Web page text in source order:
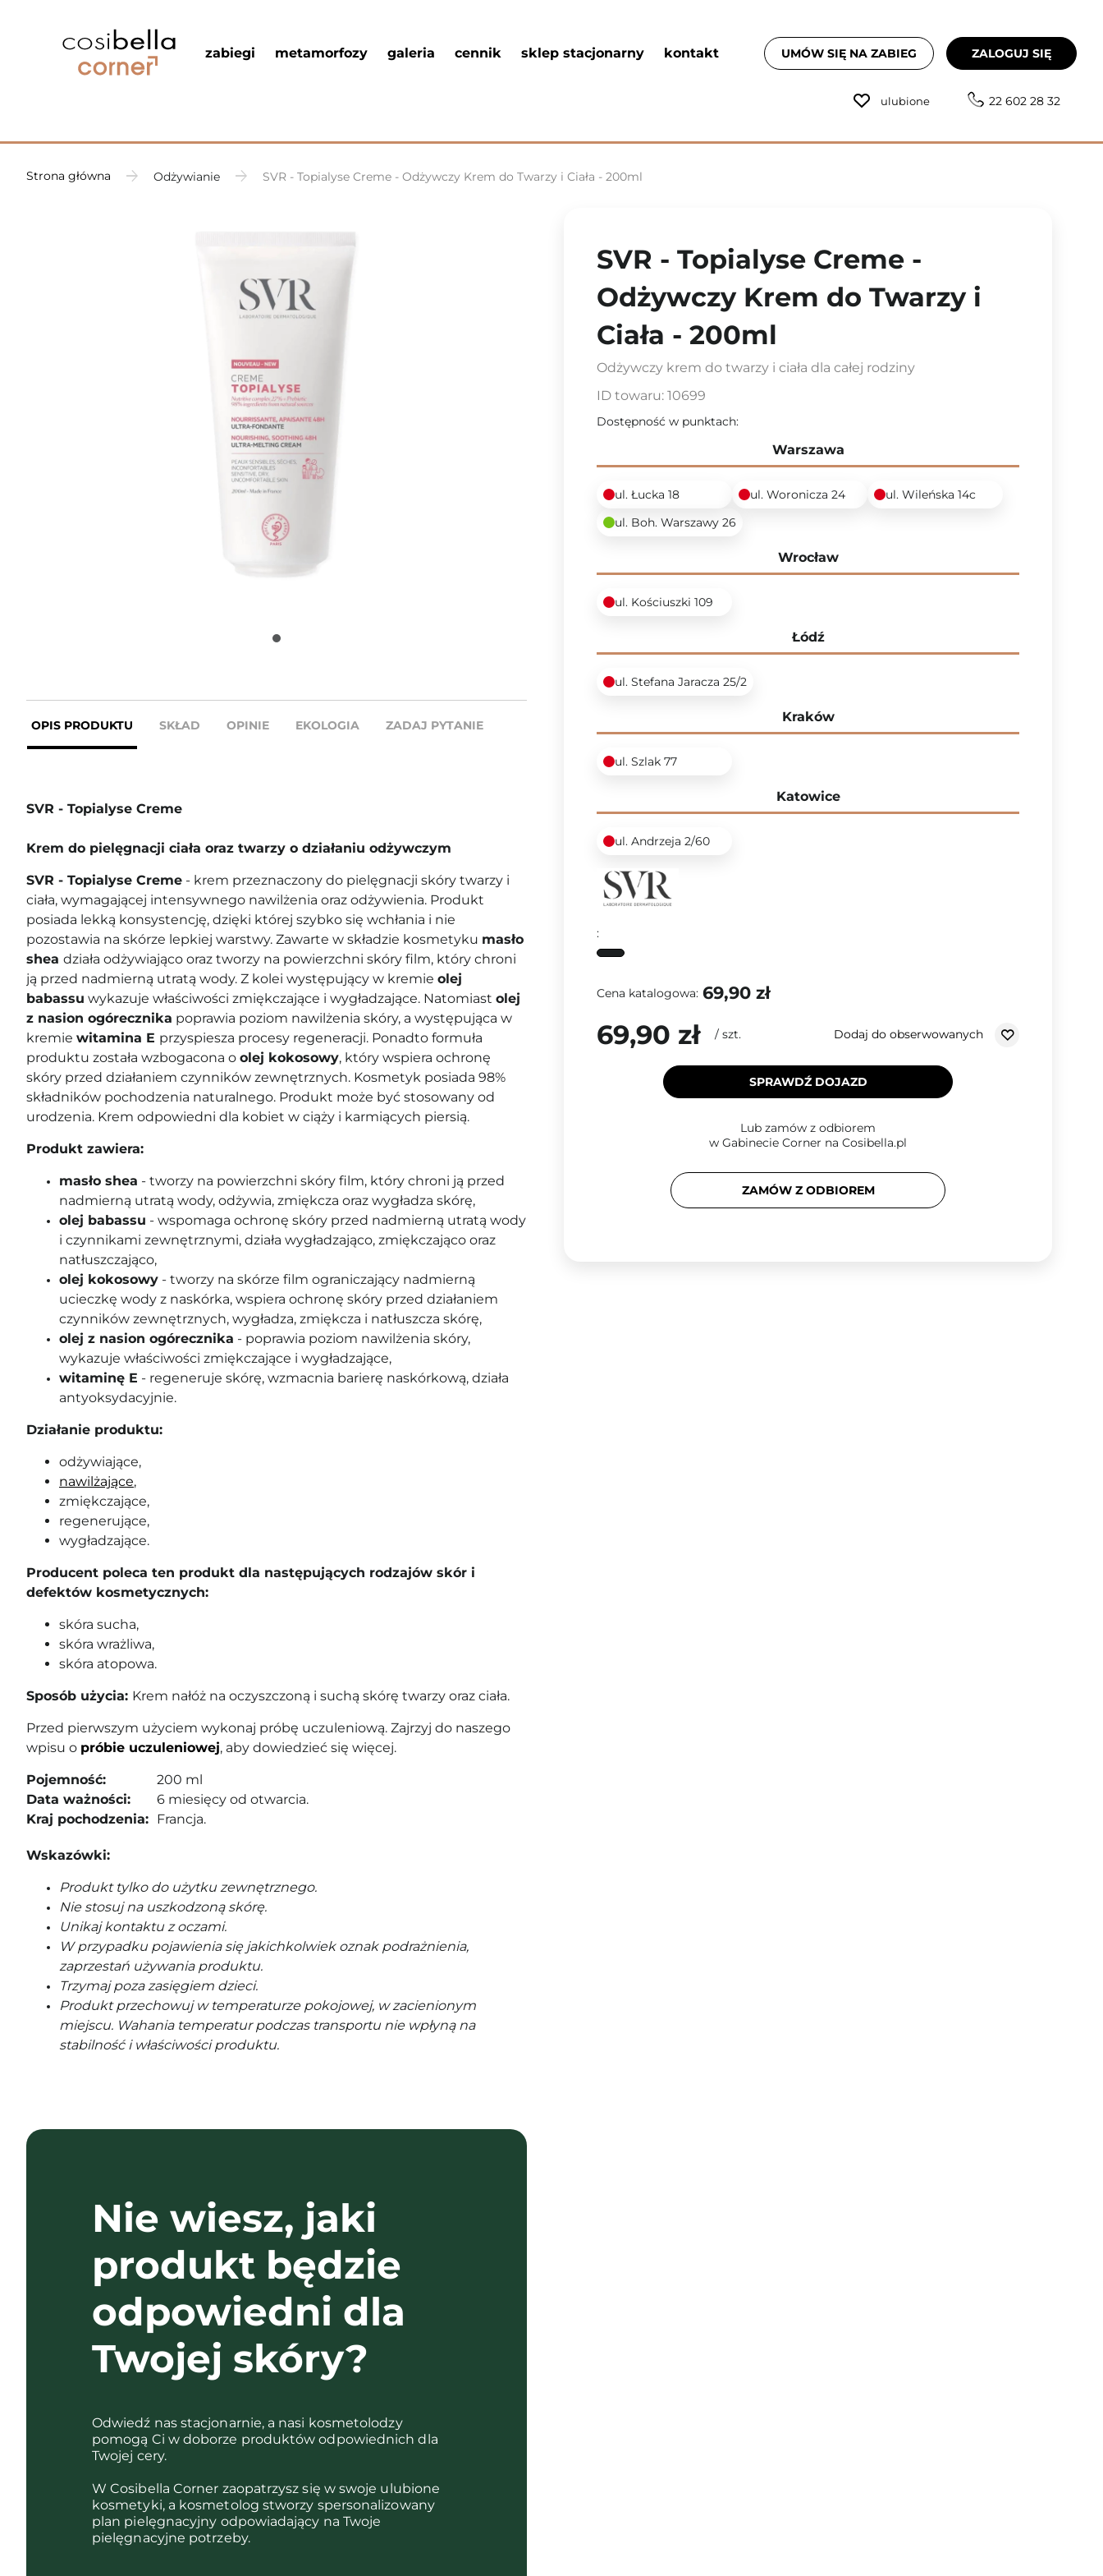
zabiegi metamorfozy galeria cennik sklep stacjonarny kontakt UMÓW SIĘ NA ZABIEG ZALOGUJ SIĘ
ulubione 22 602 28 32
Strona główna Odżywianie SVR - Topialyse Creme - Odżywczy Krem do Twarzy i Ciała - 200ml
OPIS PRODUKTU SKŁAD OPINIE EKOLOGIA ZADAJ PYTANIE
SVR - Topialyse Creme
Krem do pielęgnacji ciała oraz twarzy o działaniu odżywczym
SVR - Topialyse Creme - krem przeznaczony do pielęgnacji skóry twarzy i
ciała, wymagającej intensywnego nawilżenia oraz odżywienia. Produkt
posiada lekką konsystencję, dzięki której szybko się wchłania i nie
pozostawia na skórze lepkiej warstwy. Zawarte w składzie kosmetyku masło
shea działa odżywiająco oraz tworzy na powierzchni skóry film, który chroni
ją przed nadmierną utratą wody. Z kolei występujący w kremie olej
babassu wykazuje właściwości zmiękczające i wygładzające. Natomiast olej
z nasion ogórecznika poprawia poziom nawilżenia skóry, a występująca w
kremie witamina E przyspiesza procesy regeneracji. Ponadto formuła
produktu została wzbogacona o olej kokosowy, który wspiera ochronę
skóry przed działaniem czynników zewnętrznych. Kosmetyk posiada 98%
składników pochodzenia naturalnego. Produkt może być stosowany od
urodzenia. Krem odpowiedni dla kobiet w ciąży i karmiących piersią.
Produkt zawiera:
masło shea - tworzy na powierzchni skóry film, który chroni ją przed
nadmierną utratą wody, odżywia, zmiękcza oraz wygładza skórę,
olej babassu - wspomaga ochronę skóry przed nadmierną utratą wody
i czynnikami zewnętrznymi, działa wygładzająco, zmiękczająco oraz
natłuszczająco,
olej kokosowy - tworzy na skórze film ograniczający nadmierną
ucieczkę wody z naskórka, wspiera ochronę skóry przed działaniem
czynników zewnętrznych, wygładza, zmiękcza i natłuszcza skórę,
olej z nasion ogórecznika - poprawia poziom nawilżenia skóry,
wykazuje właściwości zmiękczające i wygładzające,
witaminę E - regeneruje skórę, wzmacnia barierę naskórkową, działa
antyoksydacyjnie.
Działanie produktu:
odżywiające,
nawilżające,
zmiękczające,
regenerujące,
wygładzające.
Producent poleca ten produkt dla następujących rodzajów skór i
defektów kosmetycznych:
skóra sucha,
skóra wrażliwa,
skóra atopowa.
Sposób użycia: Krem nałóż na oczyszczoną i suchą skórę twarzy oraz ciała.
Przed pierwszym użyciem wykonaj próbę uczuleniową. Zajrzyj do naszego
wpisu o próbie uczuleniowej, aby dowiedzieć się więcej.
Pojemność:
200 ml
Data ważności:
6 miesięcy od otwarcia.
Kraj pochodzenia: Francja.
Wskazówki:
Produkt tylko do użytku zewnętrznego.
Nie stosuj na uszkodzoną skórę.
Unikaj kontaktu z oczami.
W przypadku pojawienia się jakichkolwiek oznak podrażnienia,
zaprzestań używania produktu.
Trzymaj poza zasięgiem dzieci.
Produkt przechowuj w temperaturze pokojowej, w zacienionym
miejscu. Wahania temperatur podczas transportu nie wpłyną na
stabilność i właściwości produktu.
Nie wiesz, jaki
produkt będzie
odpowiedni dla
Twojej skóry?
Odwiedź nas stacjonarnie, a nasi kosmetolodzy
pomogą Ci w doborze produktów odpowiednich dla
Twojej cery.
W Cosibella Corner zaopatrzysz się w swoje ulubione
kosmetyki, a kosmetolog stworzy spersonalizowany
plan pielęgnacyjny odpowiadający na Twoje
pielęgnacyjne potrzeby.
SVR - Topialyse Creme -
Odżywczy Krem do Twarzy i
Ciała - 200ml
Odżywczy krem do twarzy i ciała dla całej rodziny
ID towaru: 10699
Dostępność w punktach:
Warszawa
ul. Łucka 18 ul. Woronicza 24
ul. Wileńska 14c
ul. Boh. Warszawy 26
Wrocław
ul. Kościuszki 109
Łódź
ul. Stefana Jaracza 25/2
Kraków
ul. Szlak 77
Katowice
ul. Andrzeja 2/60
:
Cena katalogowa: 69,90 zł
69,90 zł / szt. Dodaj do obserwowanych
SPRAWDŹ DOJAZD
Lub zamów z odbiorem
w Gabinecie Corner na Cosibella.pl
ZAMÓW Z ODBIOREM